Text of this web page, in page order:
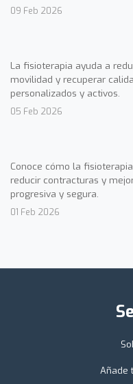
09 Feb 2026
La fisioterapia ayuda a
movilidad y recuperar
personalizados y activos.
05 Feb 2026
Conoce cómo la
reducir contracturas y
progresiva y segura.
01 Feb 2026
Añade